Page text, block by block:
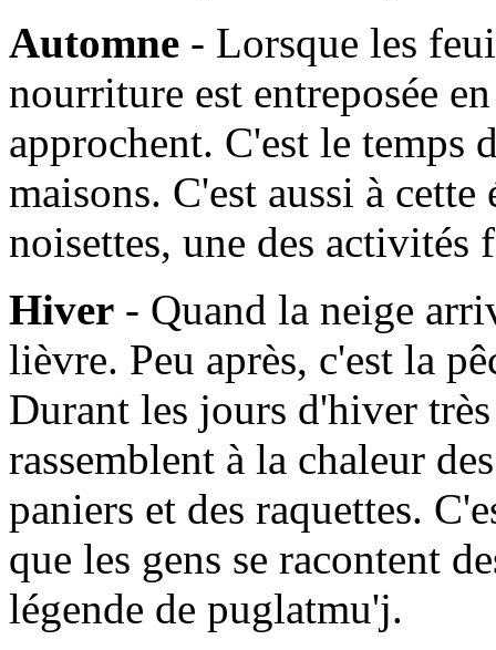
Automne - Lorsque les
nourriture est entreposée
approchent. C'est le temps
maisons. C'est aussi à
noisettes, une des
Hiver - Quand la neige
lièvre. Peu après, c'est la
Durant les jours d'hiver
rassemblent à la chaleur
paniers et des raquettes.
que les gens se racontent
légende de puglatmu'j.